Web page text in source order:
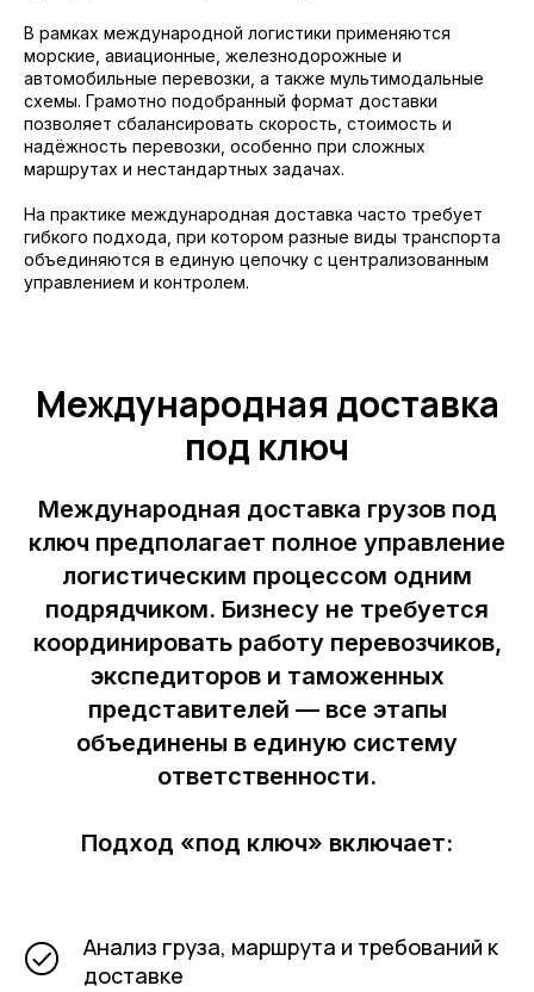
В рамках международной логистики применяются
морские, авиационные, железнодорожные и
автомобильные перевозки, а также мультимодальные
схемы. Грамотно подобранный формат доставки
позволяет сбалансировать скорость, стоимость и
надёжность перевозки, особенно при сложных
маршрутах и нестандартных задачах.
На практике международная доставка часто требует
гибкого подхода, при котором разные виды транспорта
объединяются в единую цепочку с централизованным
управлением и контролем.
Международная доставка
под ключ
Международная доставка грузов под
ключ предполагает полное управление
логистическим процессом одним
подрядчиком. Бизнесу не требуется
координировать работу перевозчиков,
экспедиторов и таможенных
представителей — все этапы
объединены в единую систему
ответственности.
Подход «под ключ» включает:
Анализ груза, маршрута и требований к
доставке